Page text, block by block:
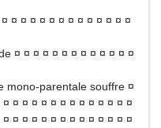
¤ ¤ ¤ ¤ ¤ ¤ ¤ ¤ ¤ ¤ ¤ ¤ ¤
¤ ¤ ¤ ¤ ¤ ¤ ¤ ¤ ¤ ¤ ¤ ¤ ¤
mono-parentale souffre ¤
¤ ¤ ¤ ¤ ¤ ¤ ¤ ¤ ¤ ¤ ¤ ¤ ¤
¤ ¤ ¤ ¤ ¤ ¤ ¤ ¤ ¤ ¤ ¤ ¤ ¤